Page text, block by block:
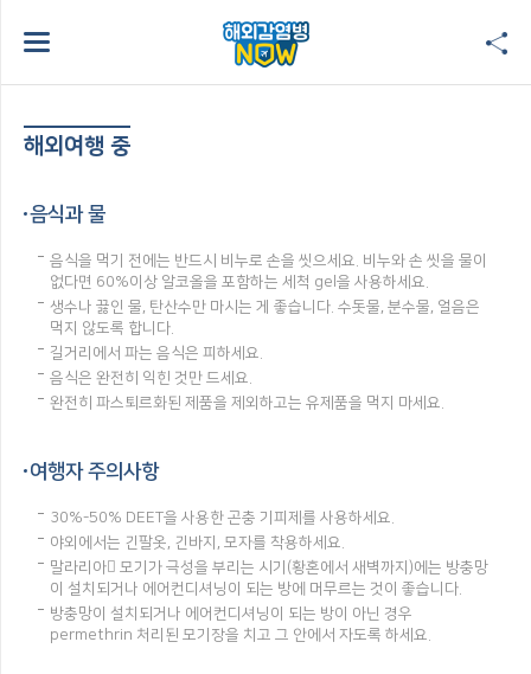
해외여행 중
음식과 물
음식을 먹기 전에는 반드시 비누로 손을 씻으세요. 비누와 손 씻을 물이
없다면 60%이상 알코올을 포함하는 세척 gel을 사용하세요.
생수나 끓인 물, 탄산수만 마시는 게 좋습니다. 수돗물, 분수물, 얼음은
먹지 않도록 합니다.
길거리에서 파는 음식은 피하세요.
음식은 완전히 익힌 것만 드세요.
완전히 파스퇴르화된 제품을 제외하고는 유제품을 먹지 마세요.
여행자 주의사항
30%-50% DEET을 사용한 곤충 기피제를 사용하세요.
야외에서는 긴팔옷, 긴바지, 모자를 착용하세요.
말라리아 모기가 극성을 부리는 시기(황혼에서 새벽까지)에는 방충망
이 설치되거나 에어컨디셔닝이 되는 방에 머무르는 것이 좋습니다.
방충망이 설치되거나 에어컨디셔닝이 되는 방이 아닌 경우
permethrin 처리된 모기장을 치고 그 안에서 자도록 하세요.